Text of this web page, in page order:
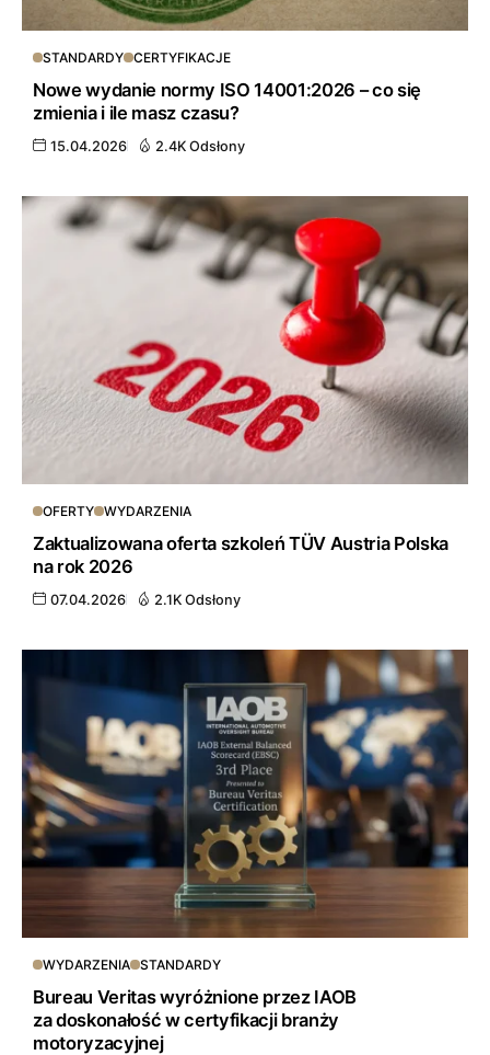
STANDARDY CERTYFIKACJE
Nowe wydanie normy ISO 14001:2026 – co się
zmienia i ile masz czasu?
15.04.2026 2.4K Odsłony
OFERTY WYDARZENIA
Zaktualizowana oferta szkoleń TÜV Austria Polska
na rok 2026
07.04.2026 2.1K Odsłony
WYDARZENIA STANDARDY
Bureau Veritas wyróżnione przez IAOB
za doskonałość w certyfikacji branży
motoryzacyjnej